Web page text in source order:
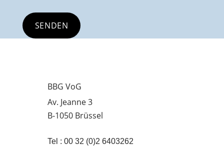
BBG VoG
Av. Jeanne 3
B-1050 Brüssel
Tel : 00 32 (0)2 6403262